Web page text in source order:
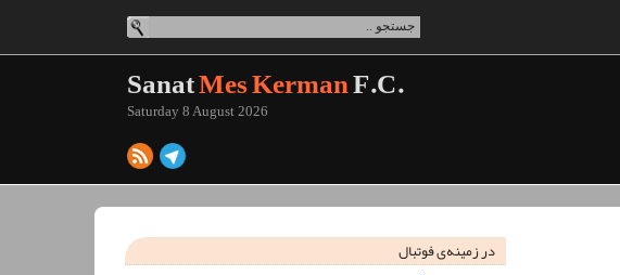
SanatMes KermanF.C.
Saturday 8 August 2026
در زمینه‌ی فوتبال